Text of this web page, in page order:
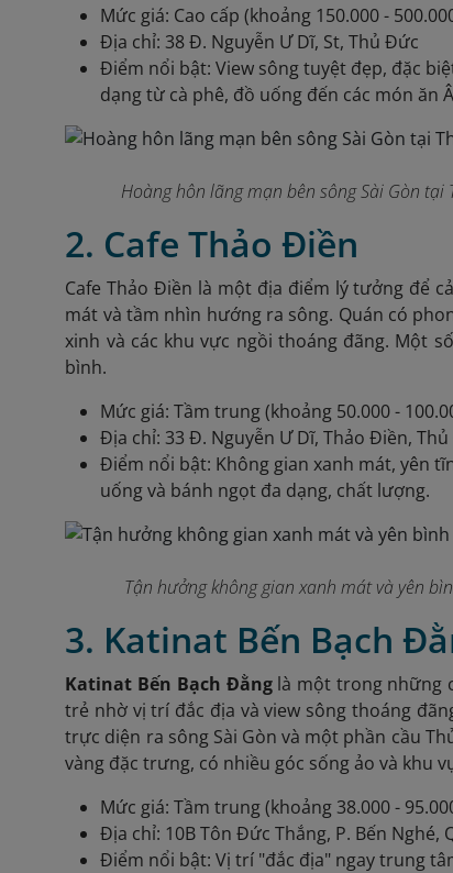
Mức giá: Cao cấp (khoảng 150.000 -
Địa chỉ: 38 Đ. Nguyễn Ư Dĩ, St, Thủ Đức
Điểm nổi bật: View sông tuyệt đẹp, đặc
dạng từ cà phê, đồ uống đến các món ăn
Hoàng hôn lãng mạn bên sông Sài Gòn
2. Cafe Thảo Điền
Cafe Thảo Điền là một địa điểm lý tưởng để
mát và tầm nhìn hướng ra sông. Quán có
xinh và các khu vực ngồi thoáng đãng. Một
bình.
Mức giá: Tầm trung (khoảng 50.000 -
Địa chỉ: 33 Đ. Nguyễn Ư Dĩ, Thảo Điền,
Điểm nổi bật: Không gian xanh mát, yên
uống và bánh ngọt đa dạng, chất lượng.
Tận hưởng không gian xanh mát và yên
3. Katinat Bến Bạch
Katinat Bến Bạch Đằnglà một trong những
trẻ nhờ vị trí đắc địa và view sông thoáng
trực diện ra sông Sài Gòn và một phần cầu
vàng đặc trưng, có nhiều góc sống ảo và khu
Mức giá: Tầm trung (khoảng 38.000 -
Địa chỉ: 10B Tôn Đức Thắng, P. Bến Nghé,
Điểm nổi bật: Vị trí "đắc địa" ngay trung